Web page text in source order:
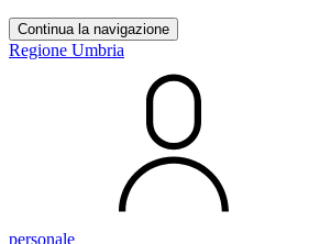
Continua la navigazione
Regione Umbria
personale